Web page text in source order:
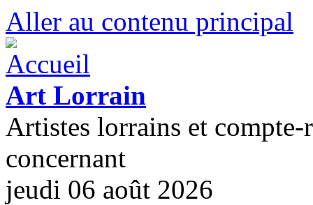
Aller au contenu principal
Art Lorrain
Artistes lorrains et compte-
concernant
jeudi 06 août 2026